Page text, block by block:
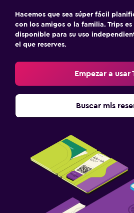
Hacemos que sea súper fácil
con los amigos o la familia. Trips
disponible para su uso
el que reserves.
Empezar a usar
Buscar mis